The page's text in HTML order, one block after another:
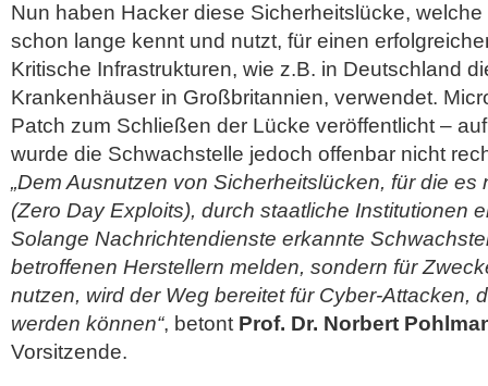
Nun haben Hacker diese Sicherheitslücke,
schon lange kennt und nutzt, für einen
Kritische Infrastrukturen, wie z.B. in Deutschland
Krankenhäuser in Großbritannien, verwendet.
Patch zum Schließen der Lücke veröffentlicht –
wurde die Schwachstelle jedoch offenbar nicht
„Dem Ausnutzen von Sicherheitslücken, für die
(Zero Day Exploits), durch staatliche Institutionen
Solange Nachrichtendienste erkannte
betroffenen Herstellern melden, sondern für
nutzen, wird der Weg bereitet für Cyber-Attacken,
werden können“, betont Prof. Dr. Norbert
Vorsitzende.